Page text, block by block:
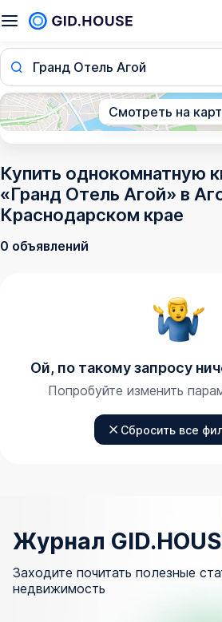
Гранд Отель Агой
Смотреть на
Купить однокомнатную
«Гранд Отель Агой» в
Краснодарском крае
0 объявлений
Ой, по такому запросу
Попробуйте изменить
Сбросить все
Журнал
Заходите почитать полезные
недвижимость